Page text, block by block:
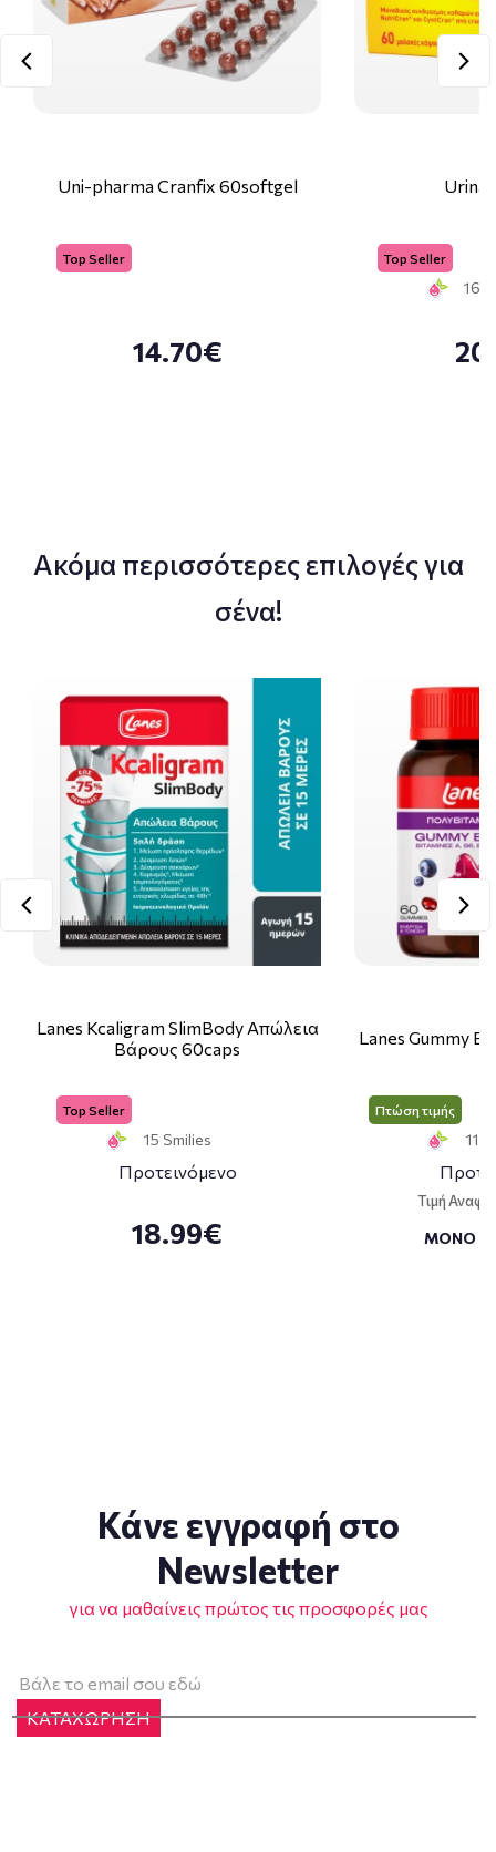
Uni-pharma Cranfix 60softgel
Top Seller
14.70€
Urinal
Top Seller
16
Ακόμα περισσότερες επιλογές για
σένα!
Lanes Kcaligram SlimBody Απώλεια
Βάρους 60caps
Top Seller
15 Smilies
Προτεινόμενο
18.99€
Lanes Gummy
Πτώση τιμής
11
Τιμή
ΜΟΝΟ
Κάνε εγγραφή στο
Newsletter
για να μαθαίνεις πρώτος τις προσφορές μας
ΚΑΤΑΧΩΡΗΣΗ